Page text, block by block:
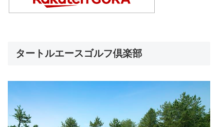
タートルエースゴルフ倶楽部